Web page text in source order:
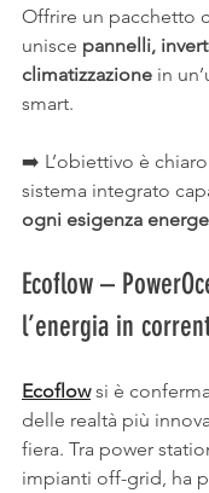
Offrire un pacchetto
unisce pannelli,
climatizzazione in
smart.
➡️ L’obiettivo è
sistema integrato
ogni esigenza
Ecoflow –
l’energia in
Ecoflow si è
delle realtà più
fiera. Tra power
impianti off-grid, ha